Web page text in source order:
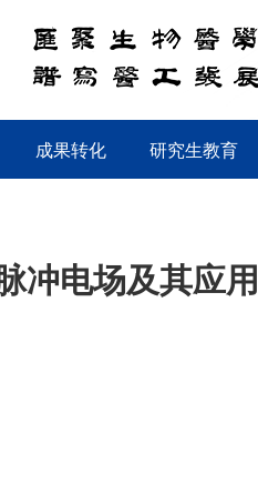
成果转化 研究生教育
冲电场及其应用